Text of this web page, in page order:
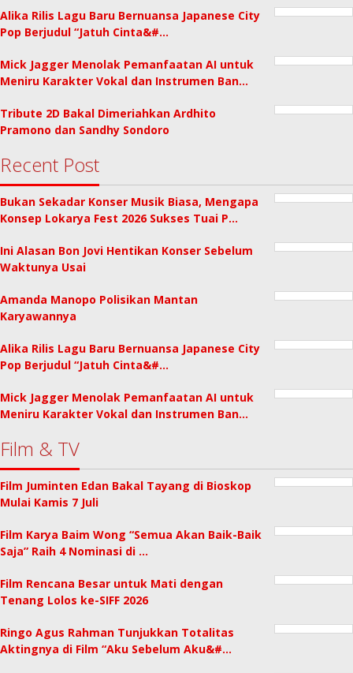
Alika Rilis Lagu Baru Bernuansa Japanese City
Pop Berjudul “Jatuh Cinta&#…
Mick Jagger Menolak Pemanfaatan AI untuk
Meniru Karakter Vokal dan Instrumen Ban…
Tribute 2D Bakal Dimeriahkan Ardhito
Pramono dan Sandhy Sondoro
Recent Post
Bukan Sekadar Konser Musik Biasa, Mengapa
Konsep Lokarya Fest 2026 Sukses Tuai P…
Ini Alasan Bon Jovi Hentikan Konser Sebelum
Waktunya Usai
Amanda Manopo Polisikan Mantan
Karyawannya
Alika Rilis Lagu Baru Bernuansa Japanese City
Pop Berjudul “Jatuh Cinta&#…
Mick Jagger Menolak Pemanfaatan AI untuk
Meniru Karakter Vokal dan Instrumen Ban…
Film & TV
Film Juminten Edan Bakal Tayang di Bioskop
Mulai Kamis 7 Juli
Film Karya Baim Wong “Semua Akan Baik-Baik
Saja” Raih 4 Nominasi di …
Film Rencana Besar untuk Mati dengan
Tenang Lolos ke-SIFF 2026
Ringo Agus Rahman Tunjukkan Totalitas
Aktingnya di Film “Aku Sebelum Aku&#…